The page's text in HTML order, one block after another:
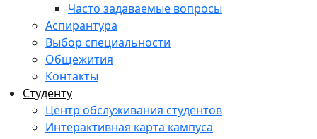
Часто задаваемые вопросы
Аспирантура
Выбор специальности
Общежития
Контакты
Студенту
Центр обслуживания студентов
Интерактивная карта кампуса